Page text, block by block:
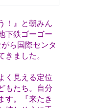
！』と朝みん
下鉄ゴーゴー
ら国際センタ
きました。
く見える定位
もたち。自分
す。『来たき